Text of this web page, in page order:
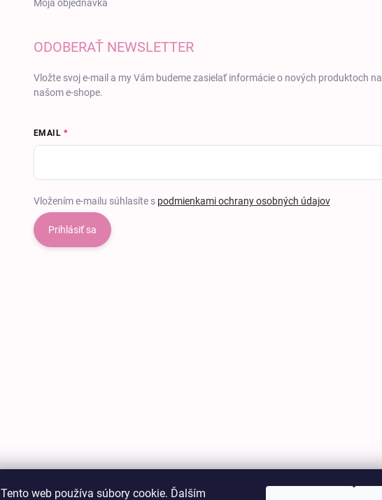
Tento web používa súbory cookie. Ďalším
Moja objednávka
ODOBERAŤ NEWSLETTER
Vložte svoj e-mail a my Vám budeme zasielať informácie o nových produktoch na
našom e-shope.
EMAIL
Vložením e-mailu súhlasíte s podmienkami ochrany osobných údajov
Prihlásiť sa